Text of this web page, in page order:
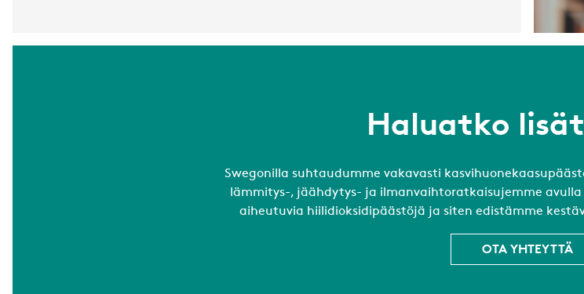
Haluatko
Swegonilla suhtaudumme vakavasti
lämmitys-, jäähdytys- ja ilmanvaihtoratkaisujemme
aiheutuvia hiilidioksidipäästöjä ja siten edistämme
OTA YHTEYTTÄ